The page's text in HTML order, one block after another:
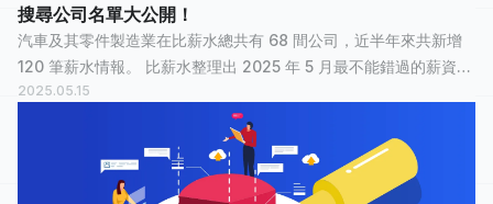
搜尋公司名單大公開！
汽車及其零件製造業在比薪水總共有 68 間公司，近半年來共新增
120 筆薪水情報。 比薪水整理出 2025 年 5 月最不能錯過的薪資情
報，讓正在物色新工作的大家，可以快速了解汽車及其零件製造業
2025.05.15